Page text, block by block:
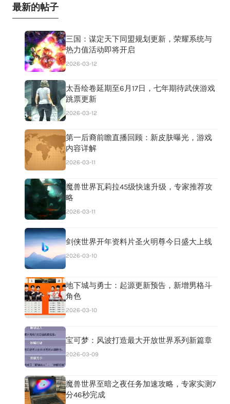
最新的帖子
三国：谋定天下同盟规划更新，荣耀系统与
热力值活动即将开启
2026-03-12
太吾绘卷延期至6月17日，七年期待武侠游戏
跳票更新
2026-03-12
第一后裔前瞻直播回顾：新皮肤曝光，游戏
内容详解
2026-03-11
魔兽世界瓦莉拉45级快速升级，专家推荐攻
略
2026-03-11
剑侠世界开年资料片圣火明尊今日盛大上线
2026-03-10
地下城与勇士：起源更新预告，新增男格斗
角色
2026-03-10
宝可梦：风波打造最大开放世界系列新篇章
2026-03-09
魔兽世界至暗之夜任务加速攻略，专家实测7
分46秒完成